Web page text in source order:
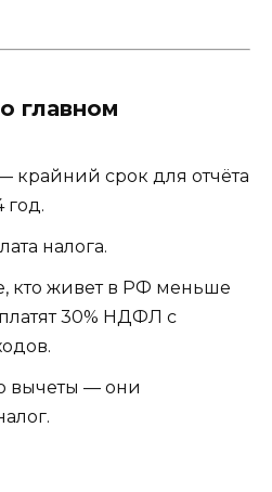
главном
крайний срок для отчёта
год.
налога.
кто живет в РФ меньше
30% НДФЛ с
вычеты — они